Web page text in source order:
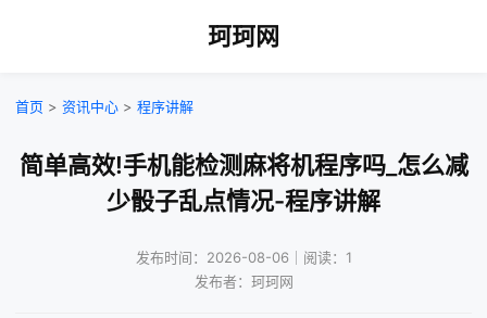
珂珂网
首页 > 资讯中心 > 程序讲解
简单高效!手机能检测麻将机程序吗_怎么减
少骰子乱点情况-程序讲解
发布时间：2026-08-06｜阅读：1
发布者：珂珂网